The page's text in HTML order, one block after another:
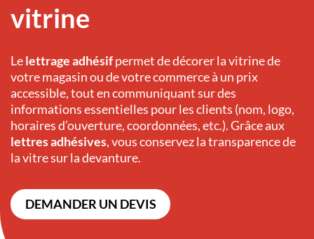
vitrine
Lelettrage adhésifpermet de décorer la vitrine de
votre magasin ou de votre commerce à un prix
accessible, tout en communiquant sur des
informations essentielles pour les clients (nom, logo,
horaires d’ouverture, coordonnées, etc.). Grâce aux
lettres adhésives, vous conservez la transparence de
la vitre sur la devanture.
DEMANDER UN DEVIS